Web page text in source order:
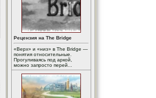
Рецензия на The Bridge
«Верх» и «низ» в The Bridge —
понятия относительные.
Прогуливаясь под аркой,
можно запросто перей...